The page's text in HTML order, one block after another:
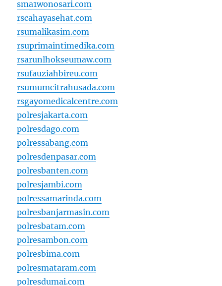
sma1wonosari.com
rscahayasehat.com
rsumalikasim.com
rsuprimaintimedika.com
rsarunlhokseumaw.com
rsufauziahbireu.com
rsumumcitrahusada.com
rsgayomedicalcentre.com
polresjakarta.com
polresdago.com
polressabang.com
polresdenpasar.com
polresbanten.com
polresjambi.com
polressamarinda.com
polresbanjarmasin.com
polresbatam.com
polresambon.com
polresbima.com
polresmataram.com
polresdumai.com